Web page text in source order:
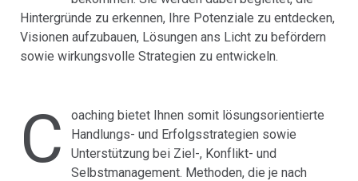
Hintergründe zu erkennen, Ihre Potenziale zu entdecken,
Visionen aufzubauen, Lösungen ans Licht zu befördern
sowie wirkungsvolle Strategien zu entwickeln.
C
oaching bietet Ihnen somit lösungsorientierte
Handlungs- und Erfolgsstrategien sowie
Unterstützung bei Ziel-, Konflikt- und
Selbstmanagement. Methoden, die je nach